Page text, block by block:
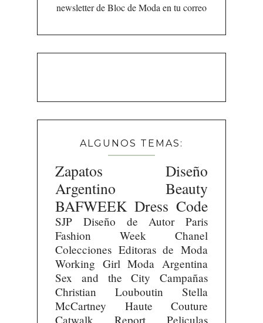
newsletter de Bloc de Moda en tu correo
ALGUNOS TEMAS:
Zapatos
Diseño
Argentino
Beauty
BAFWEEK Dress Code
SJP Diseño de Autor
Paris
Fashion Week
Chanel
Colecciones Editoras de Moda
Working Girl Moda Argentina
Sex and the City
Campañas
Christian Louboutin
Stella
McCartney
Haute Couture
Catwalk Report
Peliculas